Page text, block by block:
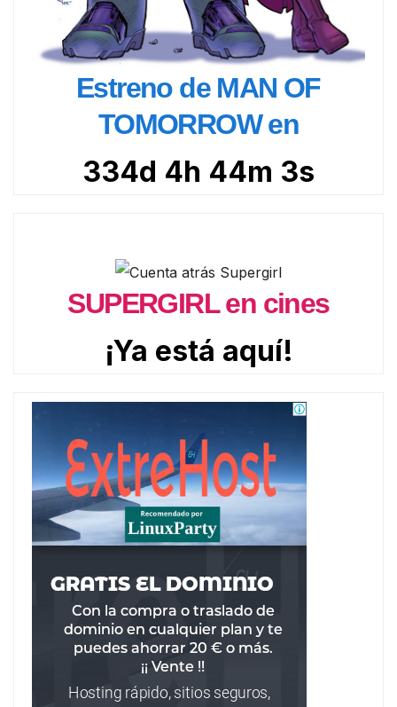
Estreno de MAN OF
TOMORROW en
334d 4h 44m 2s
SUPERGIRL en cines
¡Ya está aquí!